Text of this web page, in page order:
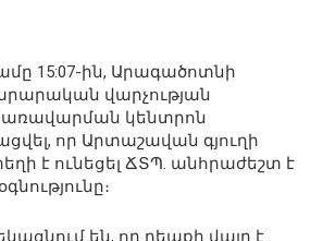
15:07-ին, Արագածոտնի
վարչության
կենտրոն
որ Արտաշավան գյուղի
է ունեցել ՃՏՊ. անհրաժեշտ է
են, որ դեպքի վայր է